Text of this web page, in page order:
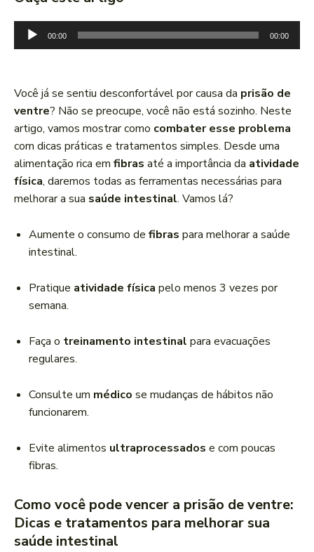
o
d
o
r
d
e
á
u
00:00 00:00
Você já se sentiu desconfortável por causa da prisão de
ventre? Não se preocupe, você não está sozinho. Neste
artigo, vamos mostrar como combater esse problema
com dicas práticas e tratamentos simples. Desde uma
alimentação rica em fibras até a importância da atividade
física, daremos todas as ferramentas necessárias para
melhorar a sua saúde intestinal. Vamos lá?
Aumente o consumo de fibras para melhorar a saúde
intestinal.
Pratique atividade física pelo menos 3 vezes por
semana.
Faça o treinamento intestinal para evacuações
regulares.
Consulte um médico se mudanças de hábitos não
funcionarem.
Evite alimentos ultraprocessados e com poucas
fibras.
Como você pode vencer a prisão de ventre:
Dicas e tratamentos para melhorar sua
saúde intestinal